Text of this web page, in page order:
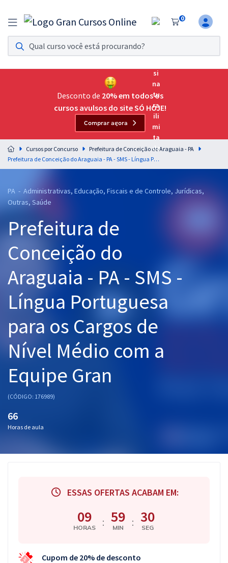
0
Assinatura Ilimitada 11
Acesso a todos os cursos. Teste grátis por 7 dias!
Assinatura OAB Até Passar
Acesso ilimitado a toda preparação para o Exame da
Residências Multiprofissionais
Preparação completa e intensiva para as principais
residências em saúde do Brasil
Assinatura Ilimitada
Graduação
OAB
Mentorias
Questões grátis
Conteúdo gratuito
Blog
Aprovados
Desconto de 20% em todos os
cursos avulsos do site SÓ HOJE!
Comprar agora
Cursos por Concurso
Prefeitura de Conceição do Araguaia - PA
Prefeitura de Conceição do Araguaia - PA - SMS - Língua Portuguesa para os Cargos de Nível Médio com a Equipe Gran
PA - Administrativas, Educação, Fiscais e de Controle, Jurídicas,
Outras, Saúde
Prefeitura de
Conceição do
Araguaia - PA - SMS -
Língua Portuguesa
para os Cargos de
Nível Médio com a
Equipe Gran
(CÓDIGO: 176989)
66
Horas de aula
ESSAS OFERTAS ACABAM EM:
09
HORAS : 59
MIN : 29
SEG
Cupom de 20% de desconto